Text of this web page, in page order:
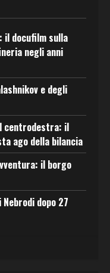
il docufilm sulla
negli anni
e degli
centrodestra: il
ago della bilancia
il borgo
dopo 27